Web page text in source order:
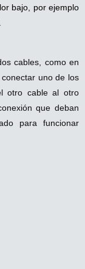
bajo, por ejemplo
cables, como en
uno de los
otro cable al otro
que deban
para funcionar